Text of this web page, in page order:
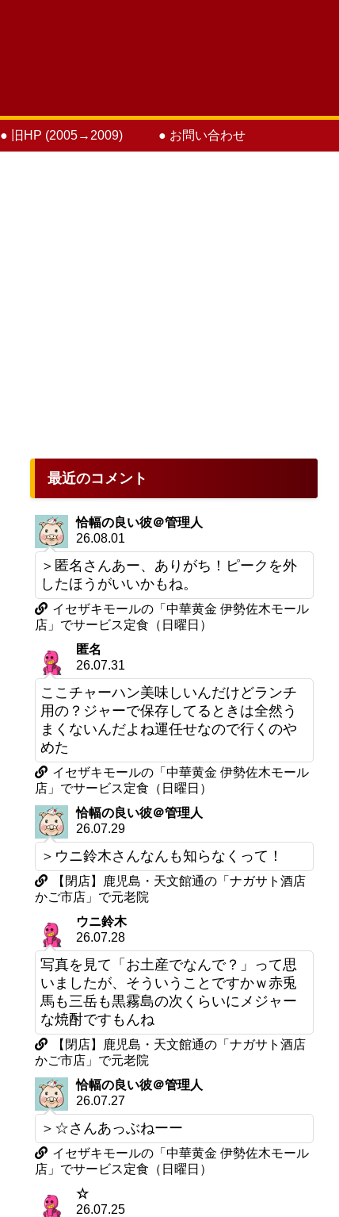
● 旧HP (2005→2009) ● お問い合わせ
最近のコメント
恰幅の良い彼＠管理人
26.08.01
＞匿名さんあー、ありがち！ピークを外
したほうがいいかもね。
イセザキモールの「中華黄金 伊勢佐木モール
店」でサービス定食（日曜日）
匿名
26.07.31
ここチャーハン美味しいんだけどランチ
用の？ジャーで保存してるときは全然う
まくないんだよね運任せなので行くのや
めた
イセザキモールの「中華黄金 伊勢佐木モール
店」でサービス定食（日曜日）
恰幅の良い彼＠管理人
26.07.29
＞ウニ鈴木さんなんも知らなくって！
【閉店】鹿児島・天文館通の「ナガサト酒店
かご市店」で元老院
ウニ鈴木
26.07.28
写真を見て「お土産でなんで？」って思
いましたが、そういうことですかｗ赤兎
馬も三岳も黒霧島の次くらいにメジャー
な焼酎ですもんね
【閉店】鹿児島・天文館通の「ナガサト酒店
かご市店」で元老院
恰幅の良い彼＠管理人
26.07.27
＞☆さんあっぶねーー
イセザキモールの「中華黄金 伊勢佐木モール
店」でサービス定食（日曜日）
☆
26.07.25